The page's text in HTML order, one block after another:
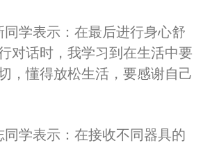
同学表示：在最后进行身心舒
对话时，我学习到在生活中要
，懂得放松生活，要感谢自己
学表示：在接收不同器具的